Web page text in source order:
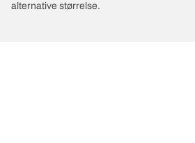
alternative størrelse.